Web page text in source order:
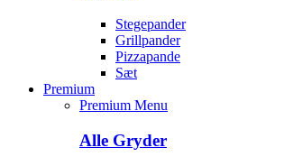
Stegepander
Grillpander
Pizzapande
Sæt
Premium
Premium Menu
Alle Gryder